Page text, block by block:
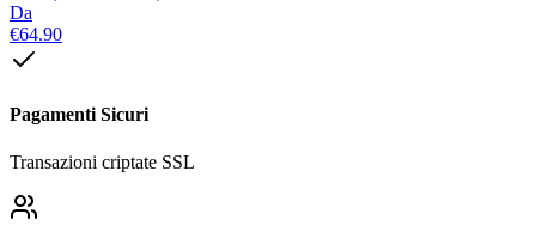
Da
€64.90
Pagamenti Sicuri
Transazioni criptate SSL